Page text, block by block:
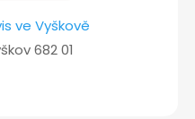
ve Vyškově
682 01